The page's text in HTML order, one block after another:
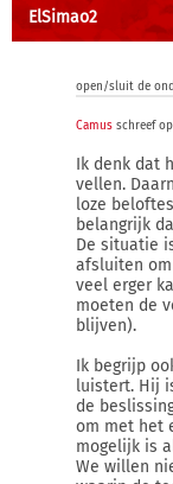
ElSimao2
open/sluit de
Camus schreef op
Ik denk dat
vellen.
loze
belangrijk
De situatie
afsluiten
veel erger
moeten de
blijven).
Ik begrijp
luistert. Hij
de
om met het
mogelijk is
We willen